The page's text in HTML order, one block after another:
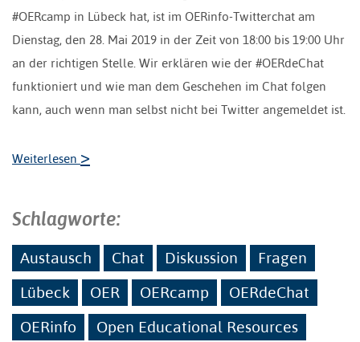
#OERcamp in Lübeck hat, ist im OERinfo-Twitterchat am
Dienstag, den 28. Mai 2019 in der Zeit von 18:00 bis 19:00 Uhr
an der richtigen Stelle. Wir erklären wie der #OERdeChat
funktioniert und wie man dem Geschehen im Chat folgen
kann, auch wenn man selbst nicht bei Twitter angemeldet ist.
Weiterlesen >
Schlagworte:
Austausch Chat Diskussion
Fragen
Lübeck
OER OERcamp
OERdeChat
OERinfo
Open Educational Resources